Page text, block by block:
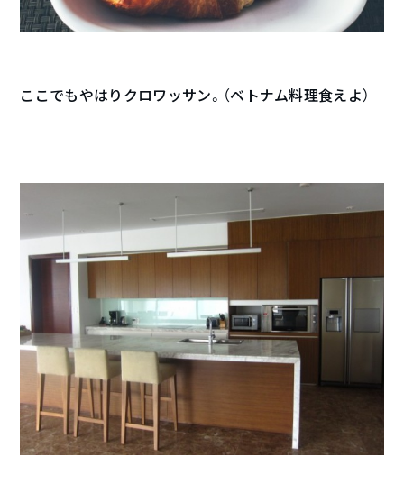
ここでもやはりクロワッサン。（ベトナム料理食えよ）